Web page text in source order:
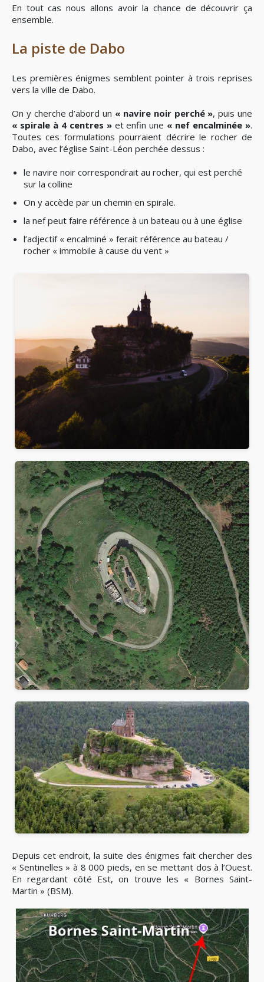
En tout cas nous allons avoir la chance de découvrir ça
ensemble.
La piste de Dabo
Les premières énigmes semblent pointer à trois reprises
vers la ville de Dabo.
On y cherche d’abord un « navire noir perché », puis une
« spirale à 4 centres »et enfin une « nef encalminée ».
Toutes ces formulations pourraient décrire le rocher de
Dabo, avec l’église Saint-Léon perchée dessus :
le navire noir correspondrait au rocher, qui est perché
sur la colline
On y accède par un chemin en spirale.
la nef peut faire référence à un bateau ou à une église
l’adjectif « encalminé » ferait référence au bateau /
rocher « immobile à cause du vent »
Depuis cet endroit, la suite des énigmes fait chercher des
« Sentinelles » à 8 000 pieds, en se mettant dos à l’Ouest.
En regardant côté Est, on trouve les « Bornes Saint-
Martin » (BSM).